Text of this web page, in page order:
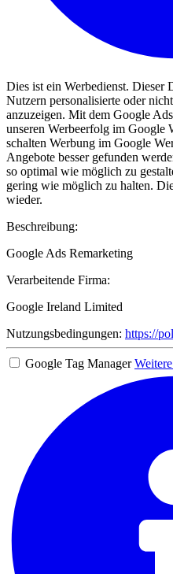
Dies ist ein Werbedienst. Dieser
Nutzern personalisierte oder
anzuzeigen. Mit dem Google
unseren Werbeerfolg im Google
schalten Werbung im Google
Angebote besser gefunden
so optimal wie möglich zu
gering wie möglich zu halten.
wieder.
Beschreibung:
Google Ads Remarketing
Verarbeitende Firma:
Google Ireland Limited
Nutzungsbedingungen: https://
Google Tag Manager